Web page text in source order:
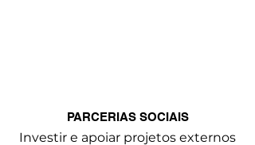
PARCERIAS SOCIAIS
Investir e apoiar projetos externos